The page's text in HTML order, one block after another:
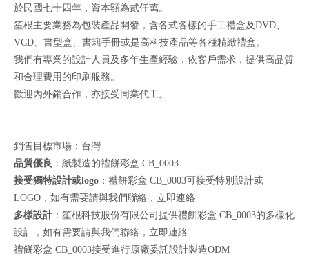
於民國七十四年，資本額為貳仟萬。
笙根主要業務為包裝產品開發，含各式各樣的手工禮盒及DVD、
VCD、書型盒、書籍手冊或是高科技產品等各種精緻禮盒。
我們有專業的設計人員及多年生產經驗，依客戶需求，提供高品質
和合理費用的印刷服務。
歡迎內外銷合作，亦接受同業代工。
銷售目標市場：台灣
品質優良 ：紙製造的禮餅彩盒 CB_0003
接受獨特設計或logo ：禮餅彩盒 CB_0003可接受特別設計或
LOGO，如有需要請與我們聯絡， 立即連絡
多樣設計 ：笙根科技股份有限公司提供禮餅彩盒 CB_0003的多樣化
設計，如有需要請與我們聯絡， 立即連絡
禮餅彩盒 CB_0003接受進行原廠委託設計製造ODM